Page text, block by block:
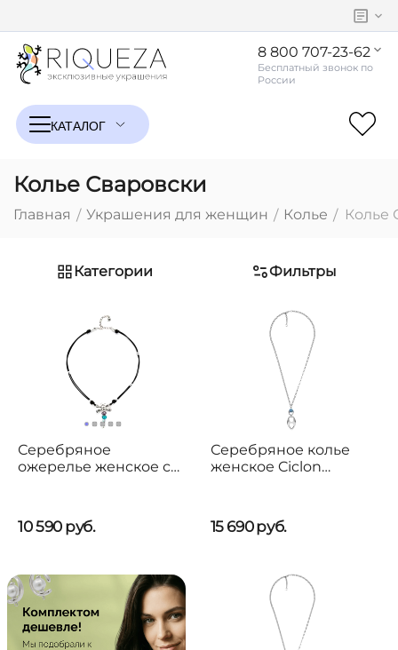
8 800 707-23-62
Колье Сваровски
Главная / Украшения для женщин / Колье / Колье
Категории Фильтры
Серебряное
ожерелье женское с
UNOde50 Ser Rebelde
10 590 руб.
Серебряное колье
женское Ciclon
15 690руб.